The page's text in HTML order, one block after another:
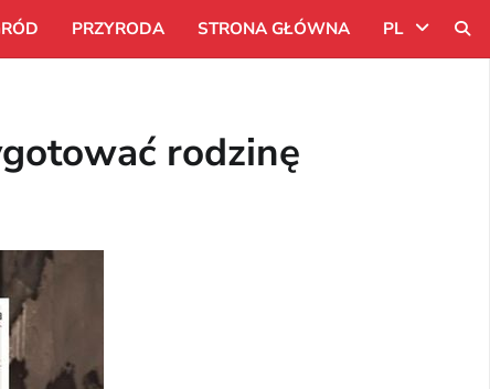
PRZYRODA STRONA GŁÓWNA PL
rodzinę